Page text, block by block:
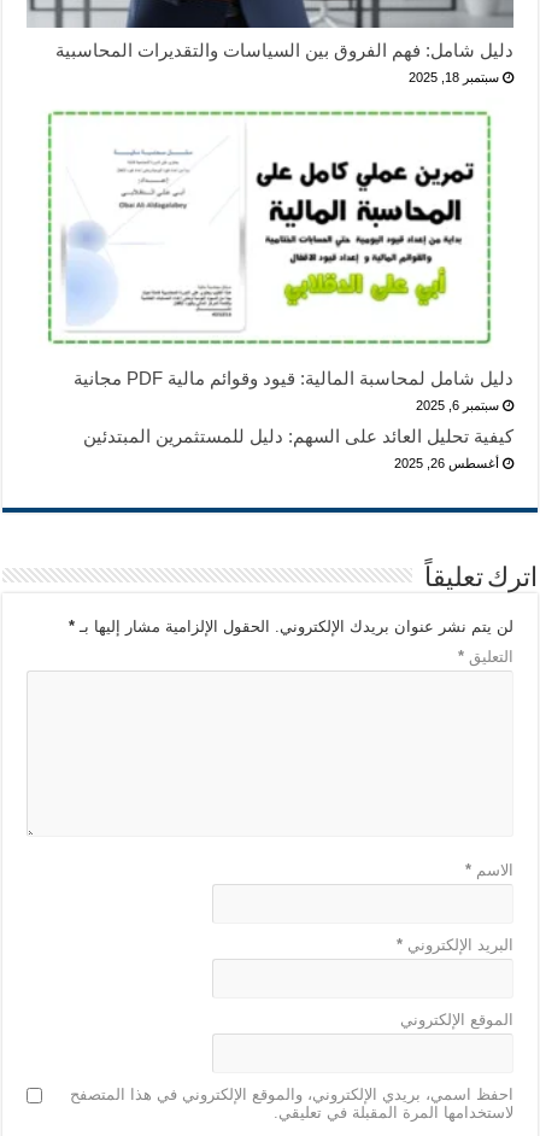
دليل شامل: فهم الفروق بين السياسات والتقديرات المحاسبية
سبتمبر 18, 2025
دليل شامل لمحاسبة المالية: قيود وقوائم مالية PDF مجانية
سبتمبر 6, 2025
كيفية تحليل العائد على السهم: دليل للمستثمرين المبتدئين
أغسطس 26, 2025
اترك تعليقاً
لن يتم نشر عنوان بريدك الإلكتروني. الحقول الإلزامية مشار إليها بـ*
التعليق*
الاسم*
البريد الإلكتروني*
الموقع الإلكتروني
احفظ اسمي، بريدي الإلكتروني، والموقع الإلكتروني في هذا المتصفح
لاستخدامها المرة المقبلة في تعليقي.